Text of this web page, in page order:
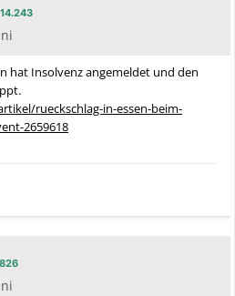
14.243
hat Insolvenz angemeldet und den
rueckschlag-in-essen-beim-
2659618